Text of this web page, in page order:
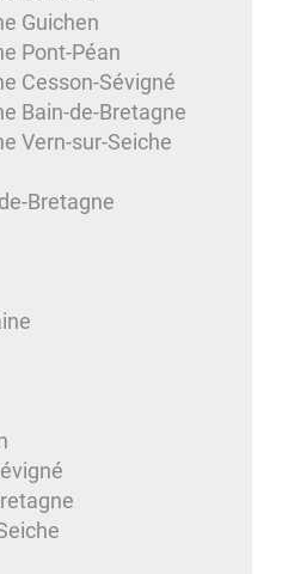
Guichen
Pont-Péan
Cesson-Sévigné
Bain-de-Bretagne
Vern-sur-Seiche
Bretagne